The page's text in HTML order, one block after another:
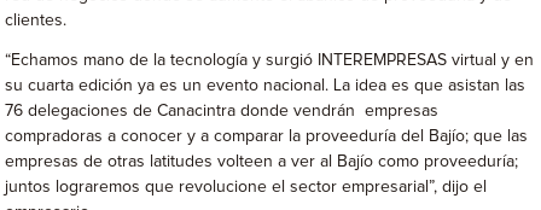
clientes.
“Echamos mano de la tecnología y surgió INTEREMPRESAS virtual y en
su cuarta edición ya es un evento nacional. La idea es que asistan las
76 delegaciones de Canacintra donde vendrán empresas
compradoras a conocer y a comparar la proveeduría del Bajío; que las
empresas de otras latitudes volteen a ver al Bajío como proveeduría;
juntos lograremos que revolucione el sector empresarial”, dijo el